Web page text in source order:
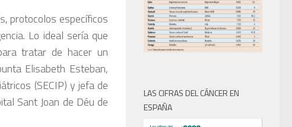
protocolos específicos
Lo ideal sería que
tratar de hacer un
Elisabeth Esteban,
(SECIP) y jefa de
Sant Joan de Déu de
LAS CIFRAS DEL CÁNCER EN
ESPAÑA